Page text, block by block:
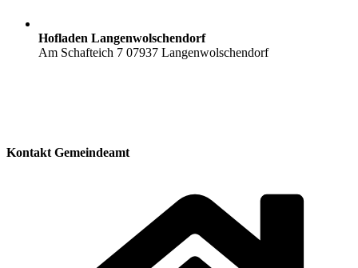
Hofladen Langenwolschendorf
Am Schafteich 7 07937 Langenwolschendorf
Kontakt Gemeindeamt